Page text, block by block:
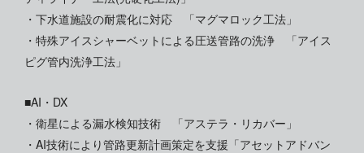
・下水道施設の耐震化に対応 「マグマロック工法」
・特殊アイスシャーベットによる圧送管路の洗浄 「アイス
ピグ管内洗浄工法」
■AI・DX
・衛星による漏水検知技術 「アステラ・リカバー」
・AI技術により管路更新計画策定を支援「アセットアドバン